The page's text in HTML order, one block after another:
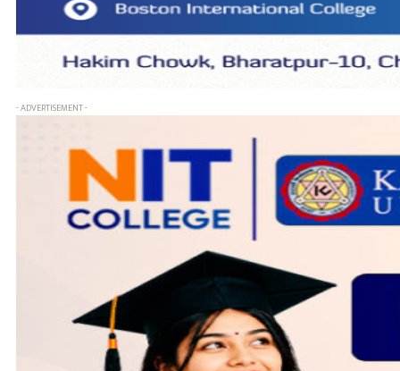
- ADVERTISEMENT -